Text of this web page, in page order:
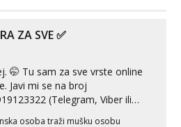
ZA SVE ✅
🤭 Tu sam za sve vrste online
Javi mi se na broj
(Telegram, Viber ili
javljaj se na uzivo.
osoba traži mušku osobu